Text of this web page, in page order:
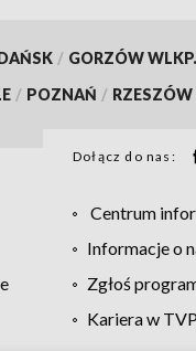
/ GORZÓW WLKP.
/ POZNAŃ / RZESZÓW
Dołącz do nas:
Centrum
Informacje o
Zgłoś
Kariera w TVP